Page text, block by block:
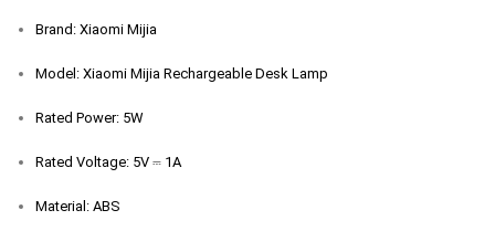
was:
is:
Brand: Xiaomi Mijia
Model: Xiaomi Mijia Rechargeable Desk Lamp
Rated Power: 5W
Rated Voltage: 5V ⎓ 1A
Material: ABS